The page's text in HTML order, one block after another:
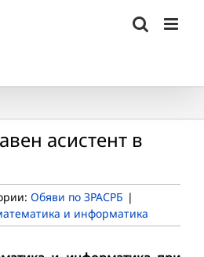
асистент в
Обяви по ЗРАСРБ |
и информатика